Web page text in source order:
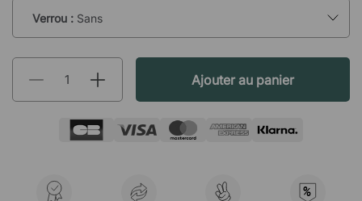
Verrou : Sans
Ajouter au panier
%